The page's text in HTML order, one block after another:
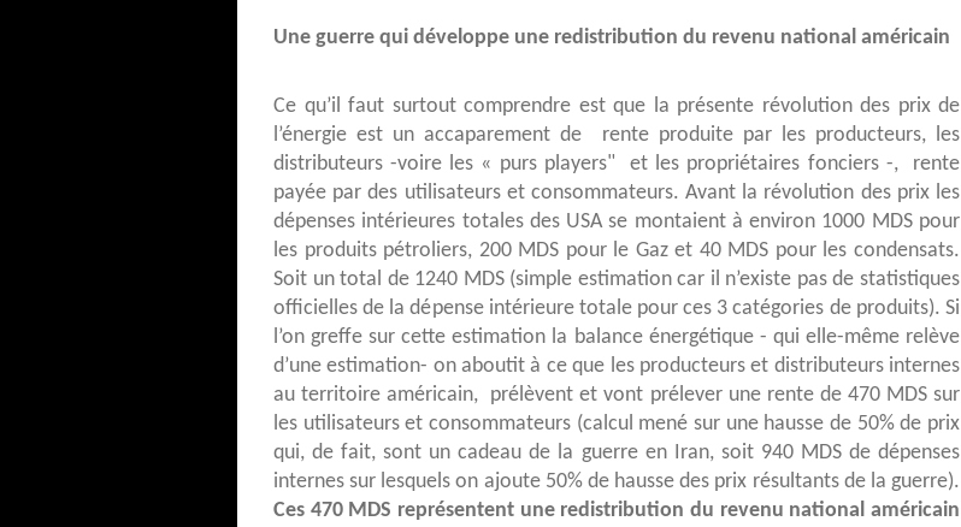
Une guerre qui développe une redistribution du revenu national américain
Ce qu’il faut surtout comprendre est que la présente révolution des prix de
l’énergie est un accaparement de rente produite par les producteurs, les
distributeurs -voire les « purs players" et les propriétaires fonciers -, rente
payée par des utilisateurs et consommateurs. Avant la révolution des prix les
dépenses intérieures totales des USA se montaient à environ 1000 MDS pour
les produits pétroliers, 200 MDS pour le Gaz et 40 MDS pour les condensats.
Soit un total de 1240 MDS (simple estimation car il n’existe pas de statistiques
officielles de la dépense intérieure totale pour ces 3 catégories de produits). Si
l’on greffe sur cette estimation la balance énergétique - qui elle-même relève
d’une estimation- on aboutit à ce que les producteurs et distributeurs internes
au territoire américain, prélèvent et vont prélever une rente de 470 MDS sur
les utilisateurs et consommateurs (calcul mené sur une hausse de 50% de prix
qui, de fait, sont un cadeau de la guerre en Iran, soit 940 MDS de dépenses
internes sur lesquels on ajoute 50% de hausse des prix résultants de la guerre).
Ces 470 MDS représentent une redistribution du revenu national américain